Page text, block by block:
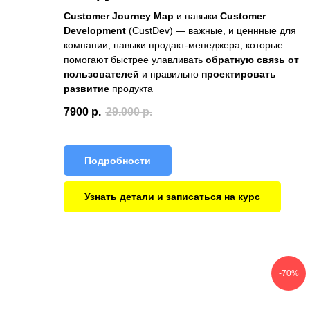
Customer Journey Map и навыки Customer
Development (CustDev) — важные, и ценнные для
компании, навыки продакт-менеджера, которые
помогают быстрее улавливать обратную связь от
пользователей и правильно проектировать
развитие продукта
7900 р. 29.000 р.
Подробности
Узнать детали и записаться на курс
-70%